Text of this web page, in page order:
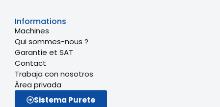
Informations
Machines
Qui sommes-nous ?
Garantie et SAT
Contact
Trabaja con nosotros
Área privada
Sistema Purete